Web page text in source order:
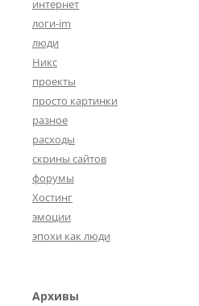
интернет
логи-im
люди
Никс
проекты
просто картинки
разное
расходы
скрины сайтов
форумы
Хостинг
эмоции
эпохи как люди
Архивы